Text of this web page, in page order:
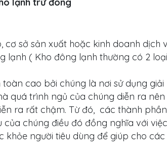
lạnh trữ đông
cơ sở sản xuất hoặc kinh doanh
lạnh ( Kho đông lạnh thường có 2
cao bởi chúng là nơi sử dụng
quá trình ngủ của chúng diễn ra
ra rất chậm. Từ đó, các thành
chúng điều đó đồng nghĩa với
khỏe người tiêu dùng để giúp cho